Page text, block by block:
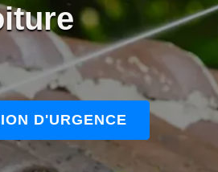
D'URGENCE